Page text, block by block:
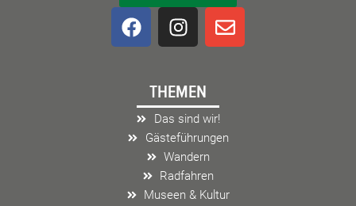
F
a
o
o
I
n
a
g
r
a
m
E
n
p
THEMEN
Das sind wir!
Gästeführungen
Wandern
Radfahren
Museen & Kultur